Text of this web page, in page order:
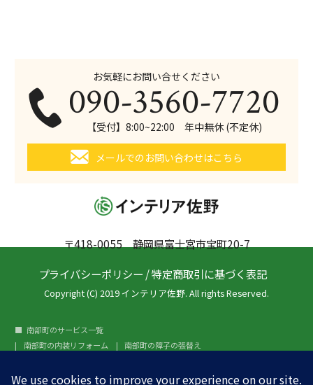
〒418-0055 静岡県富士宮市宝町20-7
お気軽にお問い合せください
090-3560-7720
【受付】8:00~22:00 年中無休 (不定休)
メールでのお問い合わせはこちら
プライバシーポリシー /特定商取引に基づく表記
Copyright (C) 2019 インテリア佐野. All rights Reserved.
南部町のサービス一覧
南部町の内装リフォーム
南部町の障子の張替え
その他の地域のガラスフィルム施工